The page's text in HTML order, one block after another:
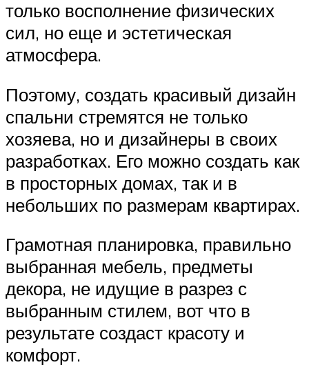
только восполнение физических
сил, но еще и эстетическая
атмосфера.
Поэтому, создать красивый дизайн
спальни стремятся не только
хозяева, но и дизайнеры в своих
разработках. Его можно создать как
в просторных домах, так и в
небольших по размерам квартирах.
Грамотная планировка, правильно
выбранная мебель, предметы
декора, не идущие в разрез с
выбранным стилем, вот что в
результате создаст красоту и
комфорт.